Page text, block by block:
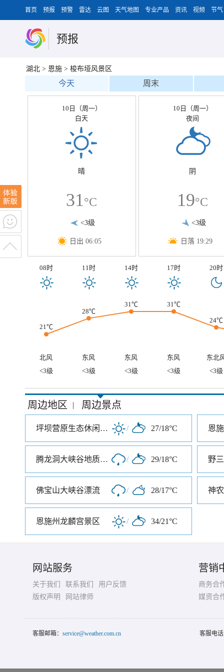
首页 预报 预警 雷达 云图 天气地图 专业产品 资讯 视频 节气
预报
湖北 > 恩施 > 梭布垭风景区
今天 周末
10日（周一）
白天
晴
31°C
<3级
日出 06:05
10日（周一）
夜间
阴
19°C
<3级
日落 19:29
08时 11时 14时 17时 20时
21℃
28℃
31℃ 31℃
24℃
北风 东风 东风 东风
东北
<3级
<3级 <3级 <3级 <3级
周边地区 | 周边景点
坪坝营原生态休闲旅游区 / 27/18°C 恩
腾龙洞大峡谷地质公园 / 29/18°C 野
佛宝山大峡谷漂流 / 28/17°C 神
恩施州龙麟宫景区 / 34/21°C
网站服务
关于我们 联系我们
用户反馈
版权声明
网站律师
营销
商务合
媒资合
客服邮箱： service@weather.com.cn 客服电